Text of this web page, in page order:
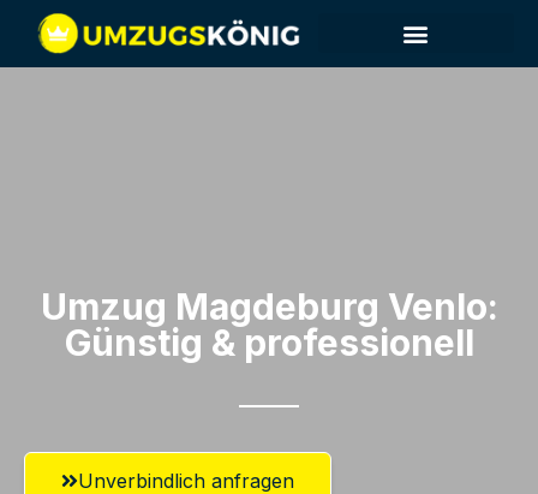
Umzug Magdeburg​ Venlo:
Günstig & professionell​
Unverbindlich anfragen